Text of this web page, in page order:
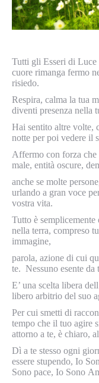
Tutti gli Esseri di Luce
cuore rimanga fermo
risiedo.
Respira, calma la tua
diventi presenza nella
Hai sentito altre volte,
notte per poi vedere il
Affermo con forza che
male, entità oscure,
anche se molte
urlando a gran voce
vostra vita.
Tutto è
nella terra, compreso
immagine,
parola, azione di cui
te. Nessuno esente da
E’ una scelta libera
libero arbitrio del suo
Per cui smetti di
tempo che il tuo agire
attorno a te, è chiaro,
Dì a te stesso ogni
essere stupendo, Io
Sono pace, Io Sono